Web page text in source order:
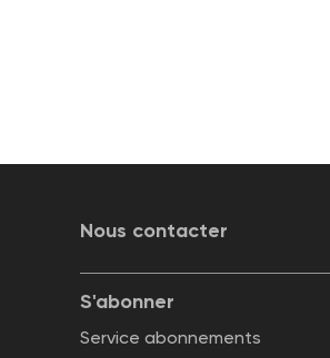
Nous contacter
S'abonner
Service abonnements